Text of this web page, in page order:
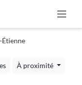
Étienne
À proximité